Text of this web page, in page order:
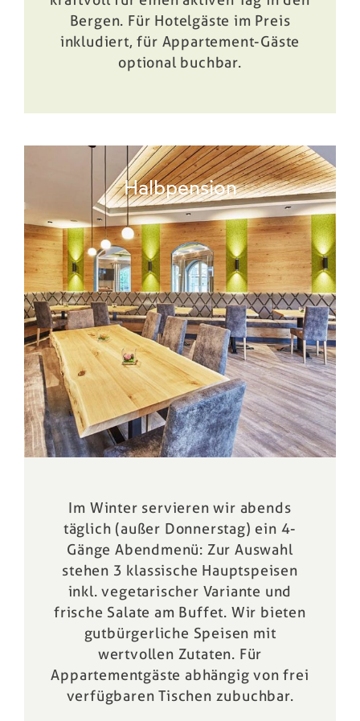
Bergen. Für Hotelgäste im Preis
inkludiert, für Appartement-Gäste
optional buchbar.
Halbpension
Im Winter servieren wir abends
täglich (außer Donnerstag) ein 4-
Gänge Abendmenü: Zur Auswahl
stehen 3 klassische Hauptspeisen
inkl. vegetarischer Variante und
frische Salate am Buffet. Wir bieten
gutbürgerliche Speisen mit
wertvollen Zutaten. Für
Appartementgäste abhängig von frei
verfügbaren Tischen zubuchbar.